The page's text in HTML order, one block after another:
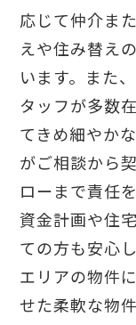
応じて仲介ま
えや住み替え
います。また
タッフが多数
てきめ細やか
がご相談から
ローまで責任
資金計画や住
ての方も安心
エリアの物件
せた柔軟な物